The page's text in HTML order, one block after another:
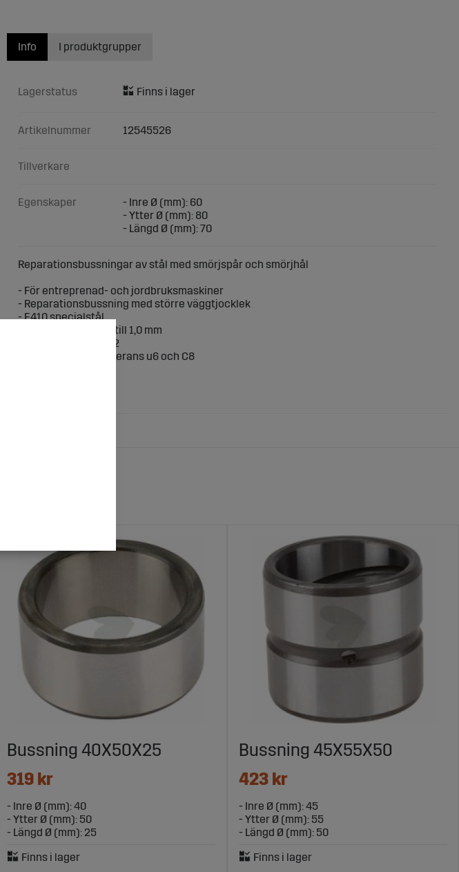
Info
Lagerstatus
Artikelnummer 12545526
Tillverkare
Egenskaper
- Inre Ø (mm): 60
- Ytter Ø (mm): 80
- Längd Ø (mm): 70
Reparationsbussningar av stål med smörjspår och smörjhål
- För entreprenad- och jordbruksmaskiner
- Reparationsbussning med större väggtjocklek
- E410 specialstål
- Härdningsdjup 0,8 till 1,0 mm
- Hårdhet HRC 58- 62
- tillverkad enligt tolerans u6 och C8
I produktgrupper
Bussning 40X50X25
319 kr
- Inre Ø (mm): 40
- Ytter Ø (mm): 50
- Längd Ø (mm): 25
Bussning 45X55X50
423 kr
- Inre Ø (mm): 45
- Ytter Ø (mm): 55
- Längd Ø (mm): 50